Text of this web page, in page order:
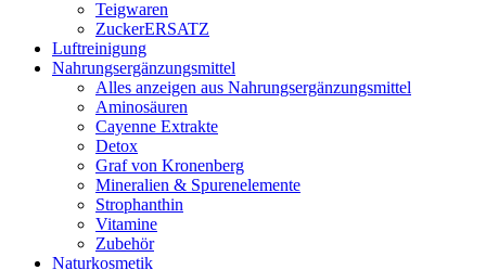
Teigwaren
ZuckerERSATZ
Luftreinigung
Nahrungsergänzungsmittel
Alles anzeigen aus Nahrungsergänzungsmittel
Aminosäuren
Cayenne Extrakte
Detox
Graf von Kronenberg
Mineralien & Spurenelemente
Strophanthin
Vitamine
Zubehör
Naturkosmetik